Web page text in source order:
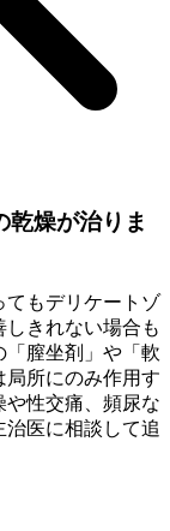
燥が治りま
てもデリケートゾ
きれない場合も
「膣坐剤」や「軟
所にのみ作用す
や性交痛、頻尿な
医に相談して追